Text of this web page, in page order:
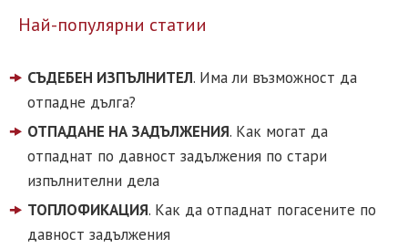
Най-популярни статии
СЪДЕБЕН ИЗПЪЛНИТЕЛ. Има ли възможност да
отпадне дълга?
ОТПАДАНЕ НА ЗАДЪЛЖЕНИЯ. Как могат да
отпаднат по давност задължения по стари
изпълнителни дела
ТОПЛОФИКАЦИЯ. Как да отпаднат погасените по
давност задължения